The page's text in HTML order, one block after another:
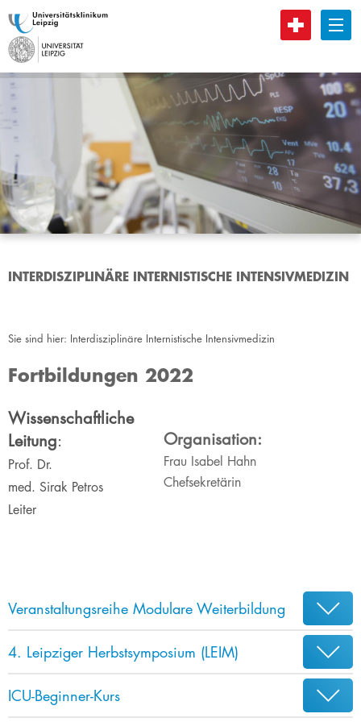
B
INTERDISZIPLINÄRE INTERNISTISCHE INTENSIVMEDIZIN
Sie sind hier: Interdisziplinäre Internistische Intensivmedizin
Fortbildungen 2022
​​​​​​​​Wissenschaftliche
Leitung:
Prof. Dr.
med. Sirak Petros
Leiter
Organisation:
Frau Isabel Hahn
Chefsekretärin
Veranstaltungsreihe Modulare Weiterbildung
4. Leipziger Herbstsymposium (LEIM)
ICU-Beginner-Kurs